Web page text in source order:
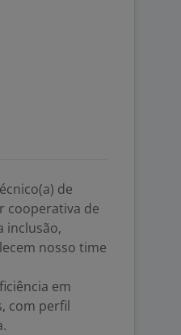
de
cooperativa de
inclusão,
nosso time
em
com perfil